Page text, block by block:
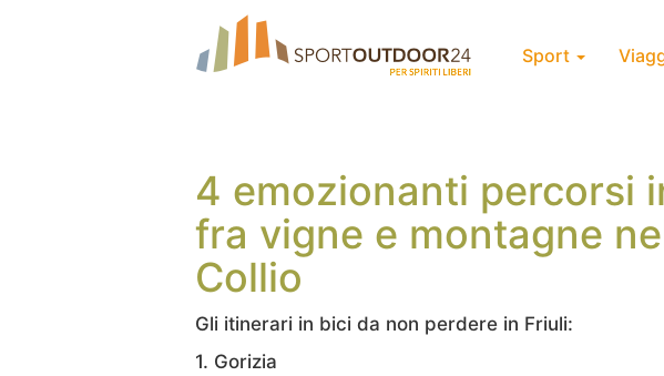
Sport
4 emozionanti percorsi
fra vigne e montagne
Collio
Gli itinerari in bici da non perdere in Friuli:
1. Gorizia